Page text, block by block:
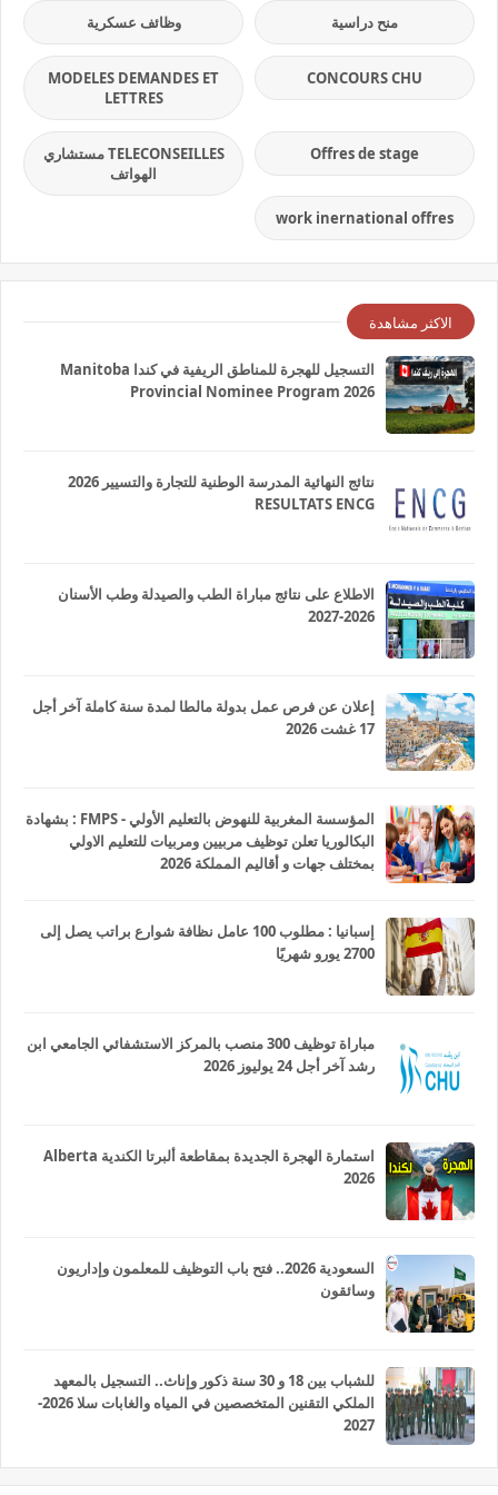
منح دراسية وظائف عسكرية
CONCOURS CHU
MODELES DEMANDES ET
LETTRES
Offres de stage
TELECONSEILLES مستشاري
الهواتف
work inernational offres
الاكثر مشاهدة
التسجيل للهجرة للمناطق الريفية في كندا Manitoba
Provincial Nominee Program 2026
نتائج النهائية المدرسة الوطنية للتجارة والتسيير 2026
RESULTATS ENCG
الاطلاع على نتائج مباراة الطب والصيدلة وطب الأسنان
2026-2027
إعلان عن فرص عمل بدولة مالطا لمدة سنة كاملة آخر أجل
17 غشت 2026
المؤسسة المغربية للنهوض بالتعليم الأولي - FMPS : بشهادة
البكالوريا تعلن توظيف مربيين ومربيات للتعليم الاولي
بمختلف جهات و أقاليم المملكة 2026
إسبانيا : مطلوب 100 عامل نظافة شوارع براتب يصل إلى
2700 يورو شهريًا
مباراة توظيف 300 منصب بالمركز الاستشفائي الجامعي ابن
رشد آخر أجل 24 يوليوز 2026
استمارة الهجرة الجديدة بمقاطعة ألبرتا الكندية Alberta
2026
السعودية 2026.. فتح باب التوظيف للمعلمون وإداريون
وسائقون
للشباب بين 18 و 30 سنة ذكور وإناث.. التسجيل بالمعهد
الملكي التقنين المتخصصين في المياه والغابات سلا 2026-
2027